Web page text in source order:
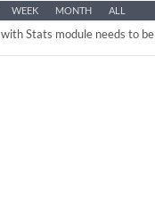
WEEK MONTH ALL
with Stats module needs to be